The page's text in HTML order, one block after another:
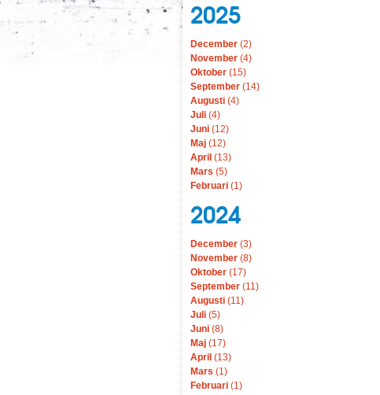
2025
December (2)
November (4)
Oktober (15)
September (14)
Augusti (4)
Juli (4)
Juni (12)
Maj (12)
April (13)
Mars (5)
Februari (1)
2024
December (3)
November (8)
Oktober (17)
September (11)
Augusti (11)
Juli (5)
Juni (8)
Maj (17)
April (13)
Mars (1)
Februari (1)